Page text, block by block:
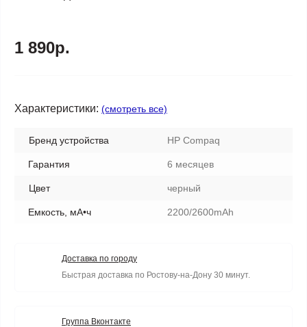
1 890р.
Характеристики: (смотреть все)
Бренд устройства HP Compaq
Гарантия 6 месяцев
Цвет черный
Емкость, мА•ч 2200/2600mAh
Доставка по городу
Быстрая доставка по Ростову-на-Дону 30 минут.
Группа Вконтакте